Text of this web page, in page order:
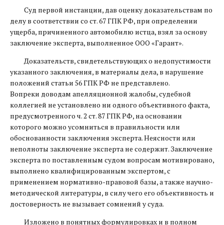
Суд первой инстанции, дав оценку доказательствам по
делу в соответствии со ст. 67 ГПК РФ, при определении
ущерба, причиненного автомобилю истца, взял за основу
заключение эксперта, выполненное ООО «Гарант».
Доказательств, свидетельствующих о недопустимости
указанного заключения, в материалы дела, в нарушение
положений статьи 56 ГПК РФ не представлено.
Вопреки доводам апелляционной жалобы, судебной
коллегией не установлено ни одного объективного факта,
предусмотренного ч. 2 ст. 87 ГПК РФ, на основании
которого можно усомниться в правильности или
обоснованности заключения эксперта. Неясности или
неполноты заключение эксперта не содержит. Заключение
эксперта по поставленным судом вопросам мотивировано,
выполнено квалифицированным экспертом, с
применением нормативно-правовой базы, а также научно-
методической литературы, в силу чего его объективность и
достоверность не вызывает сомнений у суда.
Изложено в понятных формулировках и в полном